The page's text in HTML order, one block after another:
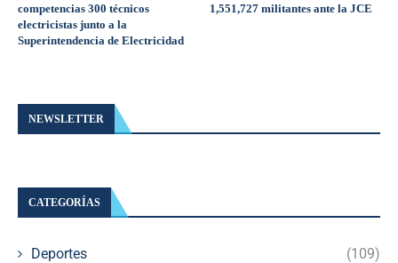
competencias 300 técnicos
electricistas junto a la
Superintendencia de Electricidad
1,551,727 militantes ante la JCE
NEWSLETTER
CATEGORÍAS
Deportes (109)